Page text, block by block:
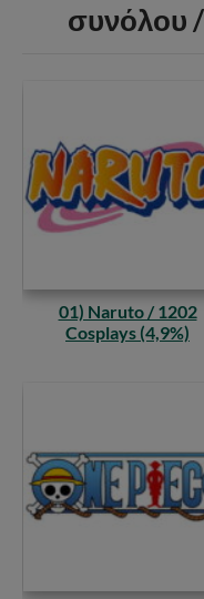
συνόλου/
01) Naruto / 1202
Cosplays (4,9%)